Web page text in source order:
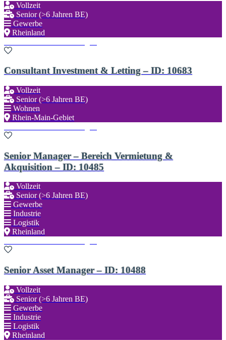
Vollzeit
Senior (>6 Jahren BE)
Gewerbe
Rheinland
Consultant Investment & Letting – ID: 10683
Vollzeit
Senior (>6 Jahren BE)
Wohnen
Rhein-Main-Gebiet
Senior Manager – Bereich Vermietung &
Akquisition – ID: 10485
Vollzeit
Senior (>6 Jahren BE)
Gewerbe
Industrie
Logistik
Rheinland
Senior Asset Manager – ID: 10488
Vollzeit
Senior (>6 Jahren BE)
Gewerbe
Industrie
Logistik
Rheinland